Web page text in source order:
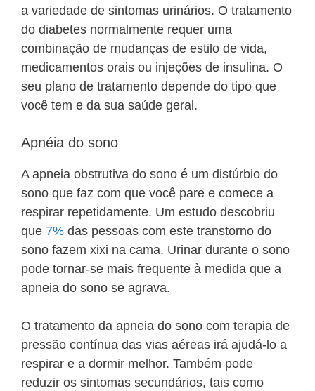
a variedade de sintomas urinários. O tratamento
do diabetes normalmente requer uma
combinação de mudanças de estilo de vida,
medicamentos orais ou injeções de insulina. O
seu plano de tratamento depende do tipo que
você tem e da sua saúde geral.
Apnéia do sono
A apneia obstrutiva do sono é um distúrbio do
sono que faz com que você pare e comece a
respirar repetidamente. Um estudo descobriu
que 7% das pessoas com este transtorno do
sono fazem xixi na cama. Urinar durante o sono
pode tornar-se mais frequente à medida que a
apneia do sono se agrava.
O tratamento da apneia do sono com terapia de
pressão contínua das vias aéreas irá ajudá-lo a
respirar e a dormir melhor. Também pode
reduzir os sintomas secundários, tais como